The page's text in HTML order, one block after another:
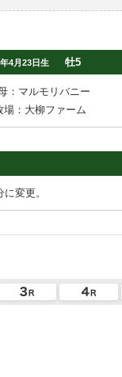
4月23日生 牡5
：マルモリバニー
場：大柳ファーム
変更。